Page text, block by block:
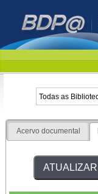
Acervo documental